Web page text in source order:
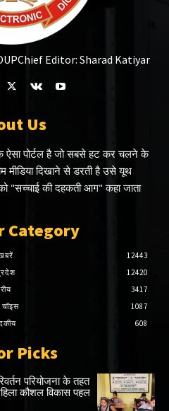
Chief Editor: Sharad Katiyar
Us
ऐसा पोर्टल है जो सबसे हट कर चलने के
मीडिया दिखाने से डरती है उसे यूथ
"सच्चाई की दहकती आग" कहा जाता
Category
12443
12420
3417
चॉइस
1087
608
Picks
परियोजना के तहत
कौशल विकास पहल